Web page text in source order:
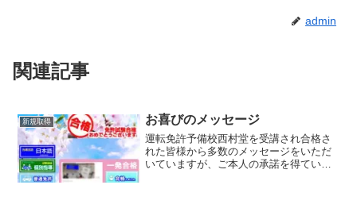
admin
関連記事
新規取得 お喜びのメッセージ
運転免許予備校西村堂を受講され合格さ
れた皆様から多数のメッセージをいただ
いていますが、ご本人の承諾を得ている